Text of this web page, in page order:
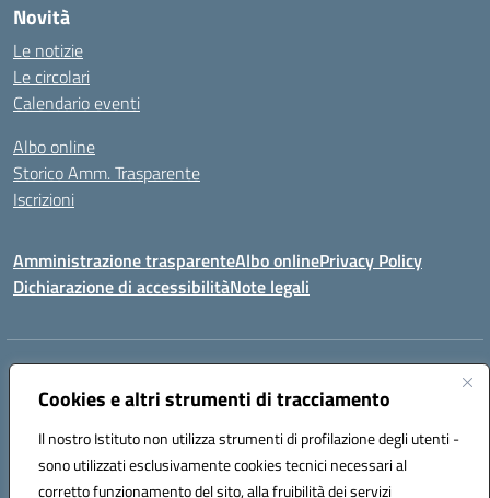
Cookies e altri strumenti di tracciamento
Il nostro Istituto non utilizza strumenti di profilazione degli utenti -
sono utilizzati esclusivamente cookies tecnici necessari al
corretto funzionamento del sito, alla fruibilità dei servizi
Novità
Le notizie
Le circolari
Calendario eventi
Albo online
Storico Amm. Trasparente
Iscrizioni
Amministrazione trasparenteAlbo onlinePrivacy Policy
Dichiarazione di accessibilitàNote legali
Indirizzo:Via Vincenzo Cerulli, 15 - 65126 Pescara
Centralino:08561100 Email:peic83100x@istruzione.it
Codice fiscale: 91117450683
Codice meccanografico:
PEIC83100X